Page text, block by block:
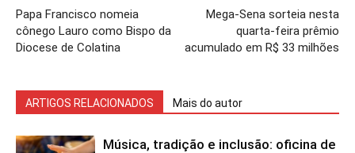
Papa Francisco nomeia
cônego Lauro como Bispo da
Diocese de Colatina
Mega-Sena sorteia nesta
quarta-feira prêmio
acumulado em R$ 33 milhões
ARTIGOS RELACIONADOS Mais do autor
Música, tradição e inclusão: oficina de